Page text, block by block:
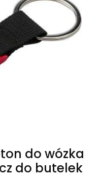
do wózka
do butelek